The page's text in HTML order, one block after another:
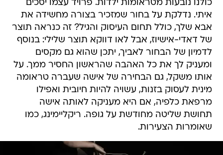
כולנו נובעות מטראומות ילדות. פרויד עצמו יסכים
איתי. נדלקת על בחור שמזכיר בצורה מחשידה את
אבא שלך, כולל תחום העיסוק והגיל? זה כנראה תוצר
של דאדי-אישיוז, אבל לאו דווקא תוצר שלילי: בנוסף
לדמיון של הבחור לאביך, יתכן שהוא גם מקסים
ומעניק לך את כל האהבה שהראשון החסיר ממך. על
אותו משקל, גם הבחירה של אישה שעברה טראומה
מינית לעסוק בזנות, עשויה להיות חיובית ואפילו
מרפאת כלפיה, אם היא מעניקה לאותה אישה
תחושת שליטה מחודשת על גופה. ריקליימינג, כמו
שאומרות הצעירות.